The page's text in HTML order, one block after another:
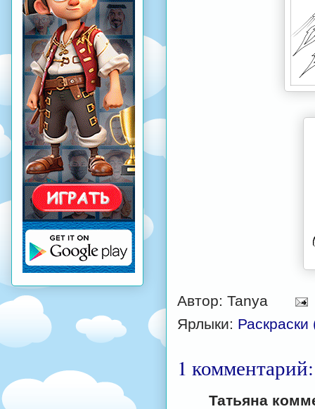
Автор: Tanya
Ярлыки:
1 комментарий:
Татьяна